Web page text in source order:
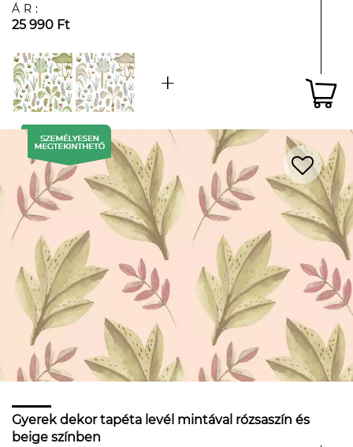
ÁR:
25 990 Ft
Gyerek dekor tapéta levél mintával rózsaszín és
beige színben